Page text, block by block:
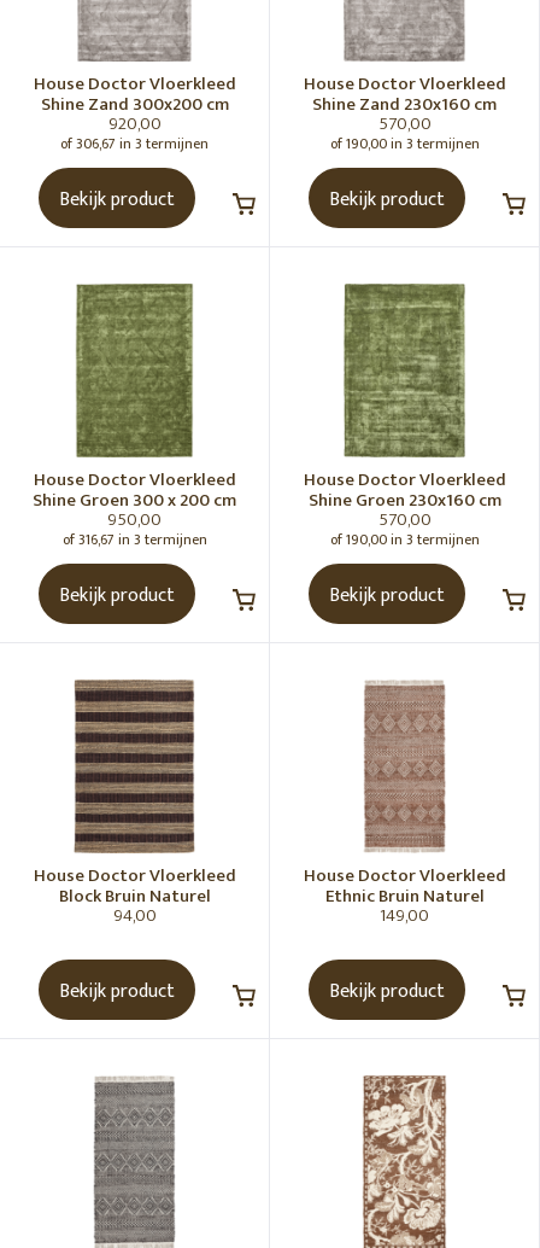
Alle merken
House Doctor
RUIMTE
MATERIAAL
WOONSTIJL
KLEURENPALET
PRIJS
House Doctor Vloerkleed
Shine Zand 300x200 cm
920,00
of 306,67 in 3 termijnen
Bekijk product
House Doctor Vloerkleed
Shine Zand 230x160 cm
570,00
of 190,00 in 3 termijnen
Bekijk product
House Doctor Vloerkleed
Shine Groen 300 x 200 cm
950,00
of 316,67 in 3 termijnen
Bekijk product
House Doctor Vloerkleed
Shine Groen 230x160 cm
570,00
of 190,00 in 3 termijnen
Bekijk product
House Doctor Vloerkleed
Block Bruin Naturel
94,00
Bekijk product
House Doctor Vloerkleed
Ethnic Bruin Naturel
149,00
Bekijk product